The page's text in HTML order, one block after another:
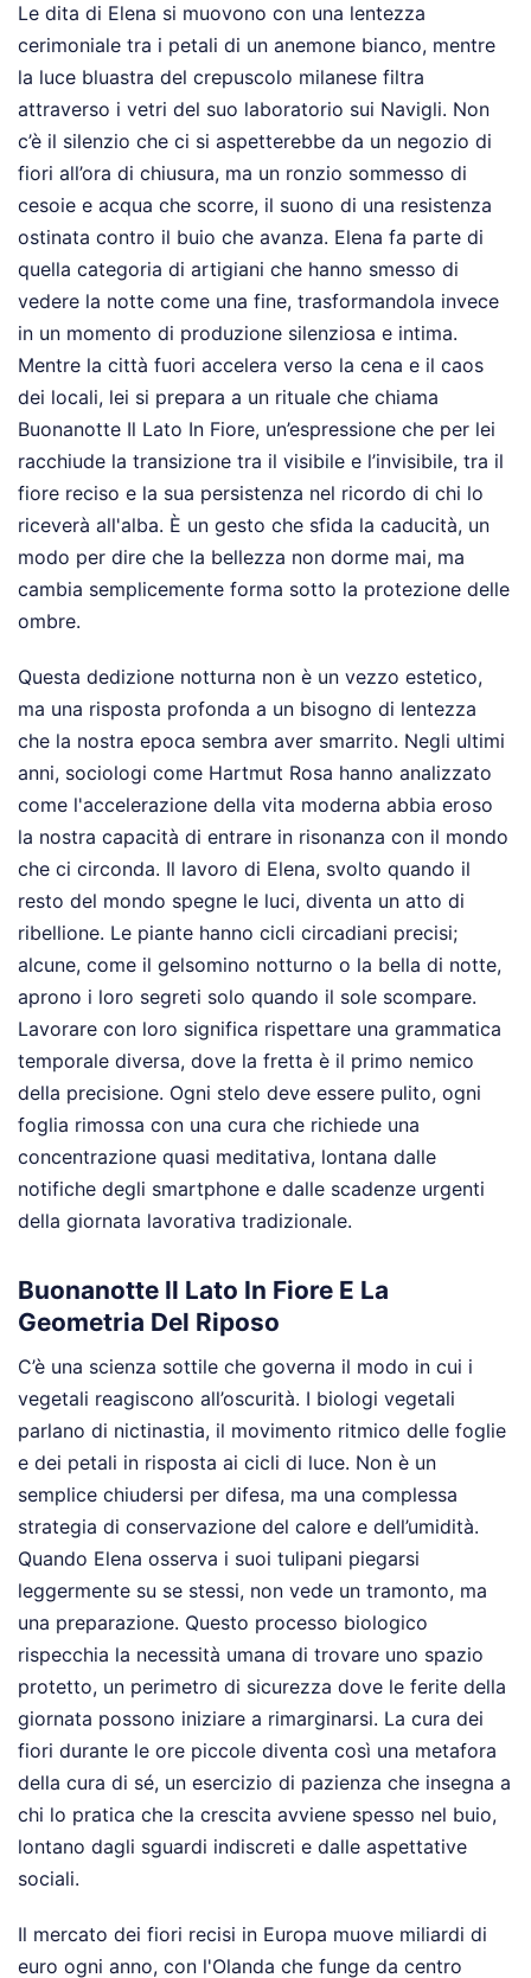
Le dita di Elena si muovono con una lentezza
cerimoniale tra i petali di un anemone bianco, mentre
la luce bluastra del crepuscolo milanese filtra
attraverso i vetri del suo laboratorio sui Navigli. Non
c’è il silenzio che ci si aspetterebbe da un negozio di
fiori all’ora di chiusura, ma un ronzio sommesso di
cesoie e acqua che scorre, il suono di una resistenza
ostinata contro il buio che avanza. Elena fa parte di
quella categoria di artigiani che hanno smesso di
vedere la notte come una fine, trasformandola invece
in un momento di produzione silenziosa e intima.
Mentre la città fuori accelera verso la cena e il caos
dei locali, lei si prepara a un rituale che chiama
Buonanotte Il Lato In Fiore, un’espressione che per lei
racchiude la transizione tra il visibile e l’invisibile, tra il
fiore reciso e la sua persistenza nel ricordo di chi lo
riceverà all'alba. È un gesto che sfida la caducità, un
modo per dire che la bellezza non dorme mai, ma
cambia semplicemente forma sotto la protezione delle
ombre.
Questa dedizione notturna non è un vezzo estetico,
ma una risposta profonda a un bisogno di lentezza
che la nostra epoca sembra aver smarrito. Negli ultimi
anni, sociologi come Hartmut Rosa hanno analizzato
come l'accelerazione della vita moderna abbia eroso
la nostra capacità di entrare in risonanza con il mondo
che ci circonda. Il lavoro di Elena, svolto quando il
resto del mondo spegne le luci, diventa un atto di
ribellione. Le piante hanno cicli circadiani precisi;
alcune, come il gelsomino notturno o la bella di notte,
aprono i loro segreti solo quando il sole scompare.
Lavorare con loro significa rispettare una grammatica
temporale diversa, dove la fretta è il primo nemico
della precisione. Ogni stelo deve essere pulito, ogni
foglia rimossa con una cura che richiede una
concentrazione quasi meditativa, lontana dalle
notifiche degli smartphone e dalle scadenze urgenti
della giornata lavorativa tradizionale.
Buonanotte Il Lato In Fiore E La
Geometria Del Riposo
C’è una scienza sottile che governa il modo in cui i
vegetali reagiscono all’oscurità. I biologi vegetali
parlano di nictinastia, il movimento ritmico delle foglie
e dei petali in risposta ai cicli di luce. Non è un
semplice chiudersi per difesa, ma una complessa
strategia di conservazione del calore e dell’umidità.
Quando Elena osserva i suoi tulipani piegarsi
leggermente su se stessi, non vede un tramonto, ma
una preparazione. Questo processo biologico
rispecchia la necessità umana di trovare uno spazio
protetto, un perimetro di sicurezza dove le ferite della
giornata possono iniziare a rimarginarsi. La cura dei
fiori durante le ore piccole diventa così una metafora
della cura di sé, un esercizio di pazienza che insegna a
chi lo pratica che la crescita avviene spesso nel buio,
lontano dagli sguardi indiscreti e dalle aspettative
sociali.
Il mercato dei fiori recisi in Europa muove miliardi di
euro ogni anno, con l'Olanda che funge da centro